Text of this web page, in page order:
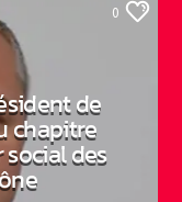
0
de
chapitre
des